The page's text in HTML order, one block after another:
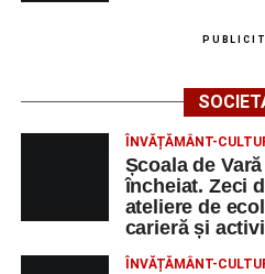
ÎNVĂȚĂMÂNT-
Școala de
încheiat. Zeci
ateliere de
carieră și
ÎNVĂȚĂMÂNT-